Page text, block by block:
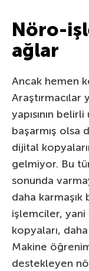
Nöro-
ağlar
Ancak hemen
Araştırmacılar
yapısının
başarmış olsa
dijital
gelmiyor. Bu
sonunda
daha
işlemciler, yani
kopyaları,
Makine
destekleyen